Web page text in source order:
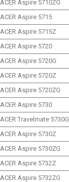
ACER Aspire 5710ZG
ACER Aspire 5715
ACER Aspire 5715Z
ACER Aspire 5720
ACER Aspire 5720G
ACER Aspire 5720Z
ACER Aspire 5720ZG
ACER Aspire 5730
ACER Travelmate 5730G
ACER Aspire 5730Z
ACER Aspire 5730ZG
ACER Aspire 5732Z
ACER Aspire 5732ZG